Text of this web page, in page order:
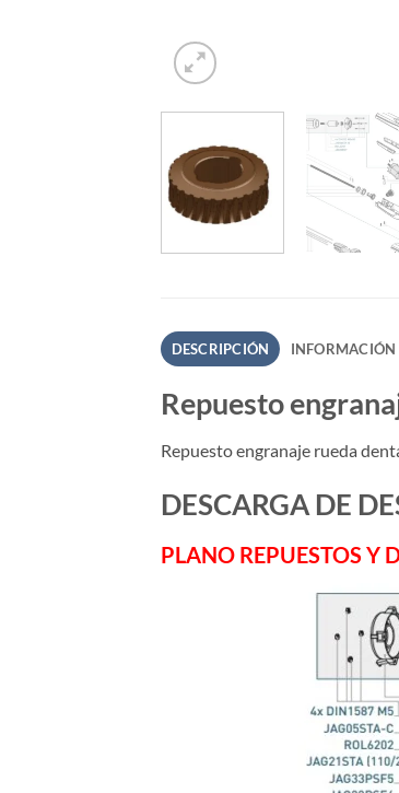
DESCRIPCIÓN
Repuesto
Repuesto engranaje rueda
DESCARGA DE
PLANO REPUESTOS Y